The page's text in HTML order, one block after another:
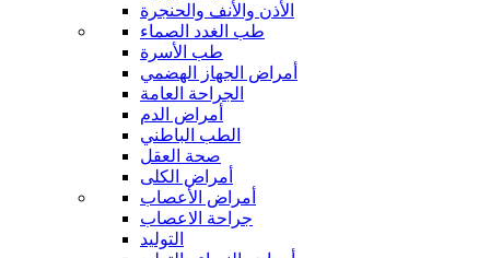
الأذن والأنف والحنجرة
طب الغدد الصماء
طب الأسرة
أمراض الجهاز الهضمي
الجراحة العامة
أمراض الدم
الطب الباطني
صحة العقل
أمراض الكلى
أمراض الأعصاب
جراحة الاعصاب
التوليد